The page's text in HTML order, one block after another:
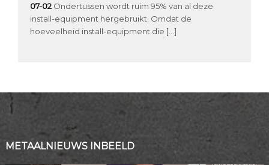
07-02 Ondertussen wordt ruim 95% van al deze
install-equipment hergebruikt. Omdat de
hoeveelheid install-equipment die […]
METAALNIEUWS INBEELD